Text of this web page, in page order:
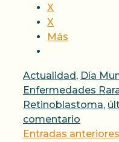
X
X
Más
Categorías
Actualidad , Día
Enfermedades
Retinoblastoma,
comentario
Entradas anteriores